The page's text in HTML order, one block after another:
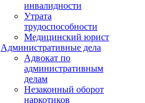
инвалидности
Утрата
трудоспособности
Медицинский юрист
Административные дела
Адвокат по
административным
делам
Незаконный оборот
наркотиков